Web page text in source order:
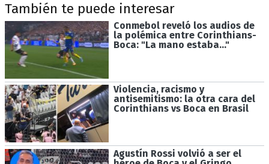
También te puede interesar
Conmebol reveló los audios de
la polémica entre Corinthians-
Boca: "La mano estaba..."
Violencia, racismo y
antisemitismo: la otra cara del
Corinthians vs Boca en Brasil
Agustín Rossi volvió a ser el